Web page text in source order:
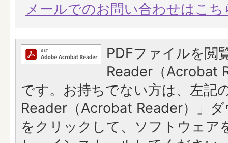
メールでのお問い合わせはこち
PDFファイルを閲
Reader（Acrobat
です。お持ちでない方は、左記
Reader（Acrobat Reader）」
をクリックして、ソフトウェア